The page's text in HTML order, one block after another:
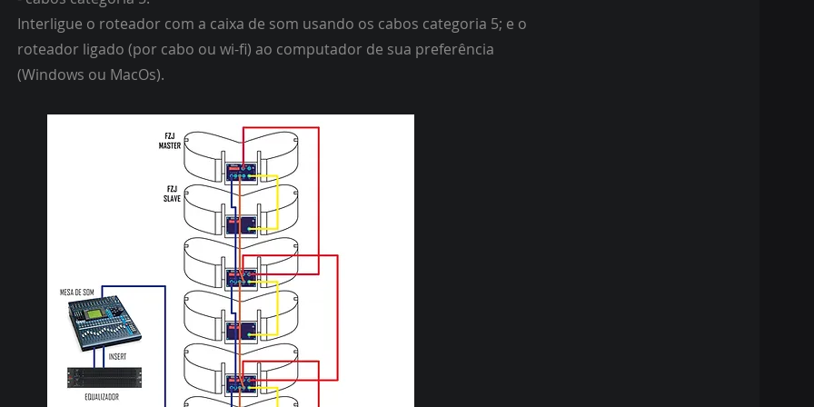
Interligue o roteador com a caixa de som usando os cabos categoria 5; e o
roteador ligado (por cabo ou wi-fi) ao computador de sua preferência
(Windows ou MacOs).